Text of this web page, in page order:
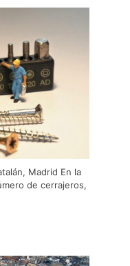
Madrid En la
de cerrajeros,